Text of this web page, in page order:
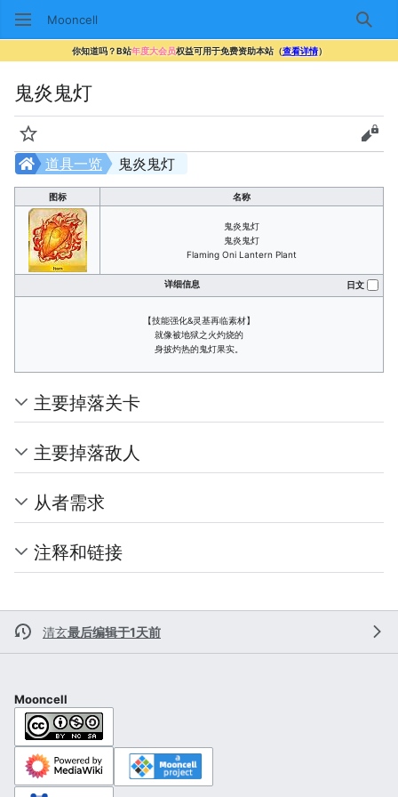
Mooncell 搜索
你知道吗？B站年度大会员权益可用于免费资助本站（查看详情）
鬼炎鬼灯
监视 查看
鬼炎鬼灯
道具一览
图标 名称
鬼炎鬼灯
鬼炎鬼灯
Flaming Oni Lantern Plant
详细信息 日文
【技能强化&灵基再临素材】
就像被地狱之火灼烧的
身披灼热的鬼灯果实。
主要掉落关卡
主要掉落敌人
从者需求
注释和链接
清玄最后编辑于1天前
Mooncell